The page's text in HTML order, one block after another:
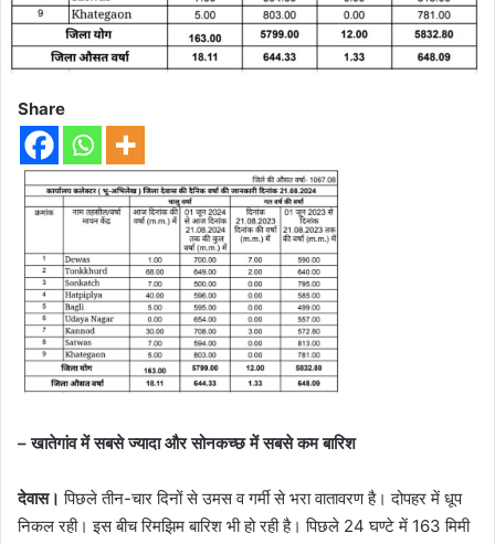
Share
– खातेगांव में सबसे ज्यादा और सोनकच्छ में सबसे कम बारिश
देवास। पिछले तीन-चार दिनों से उमस व गर्मी से भरा वातावरण है। दोपहर में धूप
निकल रही। इस बीच रिमझिम बारिश भी हो रही है। पिछले 24 घण्टे में 163 मिमी